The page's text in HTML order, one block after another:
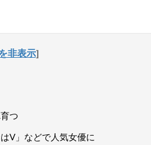
非表示]
つ
V」などで人気女優に